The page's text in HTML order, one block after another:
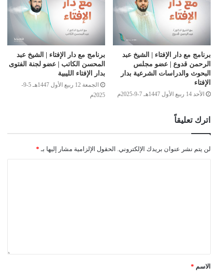
برنامج مع دار الإفتاء | الشيخ عبد
الرحمن قدوع | عضو مجلس
البحوث والدراسات الشرعية بدار
الإفتاء
الأحد 14 ربيع الأول 1447هـ 7-9-2025م
برنامج مع دار الإفتاء | الشيخ عبد
المحسن الكاتب | عضو لجنة الفتوى
بدار الإفتاء الليبية
الجمعة 12 ربيع الأول 1447هـ 5-9-
2025م
اترك تعليقاً
لن يتم نشر عنوان بريدك الإلكتروني. الحقول الإلزامية مشار إليها بـ *
الاسم *